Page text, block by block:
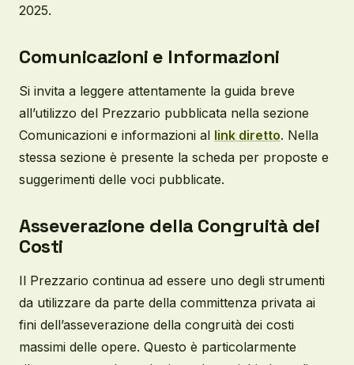
2025.
Comunicazioni e Informazioni
Si invita a leggere attentamente la guida breve
all’utilizzo del Prezzario pubblicata nella sezione
Comunicazioni e informazioni al link diretto. Nella
stessa sezione è presente la scheda per proposte e
suggerimenti delle voci pubblicate.
Asseverazione della Congruità dei
Costi
Il Prezzario continua ad essere uno degli strumenti
da utilizzare da parte della committenza privata ai
fini dell’asseverazione della congruità dei costi
massimi delle opere. Questo è particolarmente